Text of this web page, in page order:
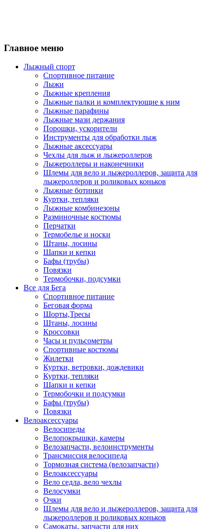
Главное меню
Лыжный спорт
Спортивное питание
Лыжи
Лыжные крепления
Лыжные палки и комплектующие к ним
Лыжные парафины
Лыжные мази держания
Порошки, ускорители
Инструменты для обработки лыж
Лыжные аксессуары
Чехлы для лыж и лыжероллеров
Лыжероллеры и наконечники
Шлемы для вело и лыжероллеров, защита для
лыжероллеров и роликовых коньков
Лыжные ботинки
Куртки, тепляки
Лыжные комбинезоны
Разминочные костюмы
Перчатки
Термобелье и носки
Штаны, лосины
Шапки и кепки
Бафы (трубы)
Повязки
Термобочки, подсумки
Все для Бега
Спортивное питание
Беговая форма
Шорты,Тресы
Штаны, лосины
Кроссовки
Часы и пульсометры
Спортивные костюмы
Жилетки
Куртки, ветровки, дождевики
Куртки, тепляки
Шапки и кепки
Термобочки и подсумки
Бафы (трубы)
Повязки
Велоаксессуары
Велосипеды
Велопокрышки, камеры
Велозапчасти, велоинструменты
Трансмиссия велосипеда
Тормозная система (велозапчасти)
Велоаксессуары
Вело седла, вело чехлы
Велосумки
Очки
Шлемы для вело и лыжероллеров, защита для
лыжероллеров и роликовых коньков
Самокаты, запчасти для них